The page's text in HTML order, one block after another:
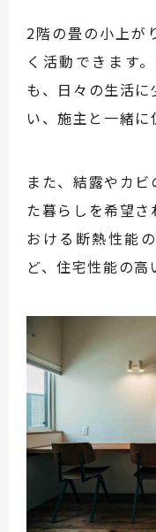
2階の畳の小上が
く活動できます
も、日々の生活
い、施主と一緒に
また、結露やカ
た暮らしを希望
おける断熱性能
ど、住宅性能の高